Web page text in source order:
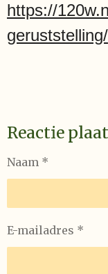
https://
geruststelling/
Reactie
Naam *
E-mailadres *